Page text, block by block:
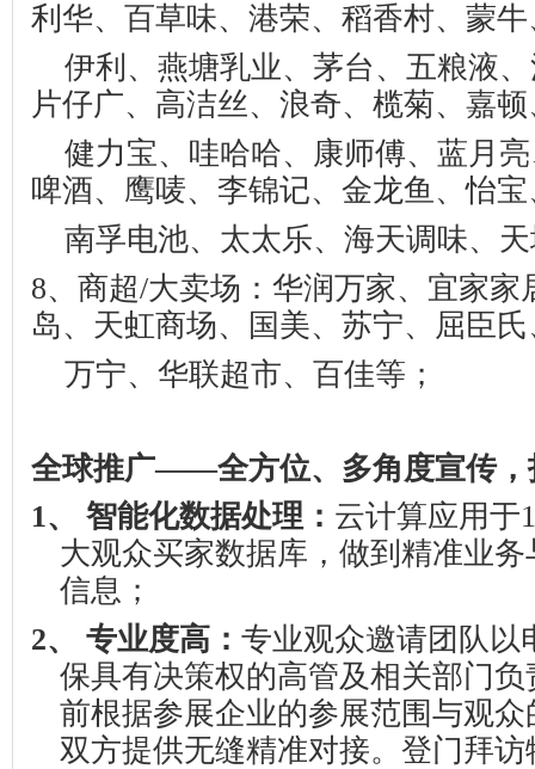
利华、百草味、港荣、稻香村、蒙牛
伊利、燕塘乳业、茅台、五粮液
片仔广、高洁丝、浪奇、榄菊、嘉顿
健力宝、哇哈哈、康师傅、蓝月
啤酒、鹰唛、李锦记、金龙鱼、怡宝
南孚电池、太太乐、海天调味、
8、商超/大卖场：华润万家、宜家
岛、天虹商场、国美、苏宁、屈臣氏
万宁、华联超市、百佳等；
全球推广——全方位、多角度宣传，
1、
智能化数据处理： 云计算应用于
大观众买家数据库，做到精准业
信息；
2、
专业度高： 专业观众邀请团队以
保具有决策权的高管及相关部门
前根据参展企业的参展范围与观
双方提供无缝精准对接。登门拜